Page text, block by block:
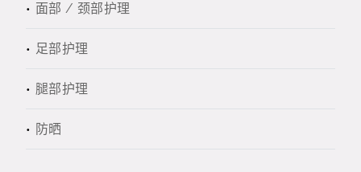
面部 / 颈部护理
足部护理
腿部护理
防晒